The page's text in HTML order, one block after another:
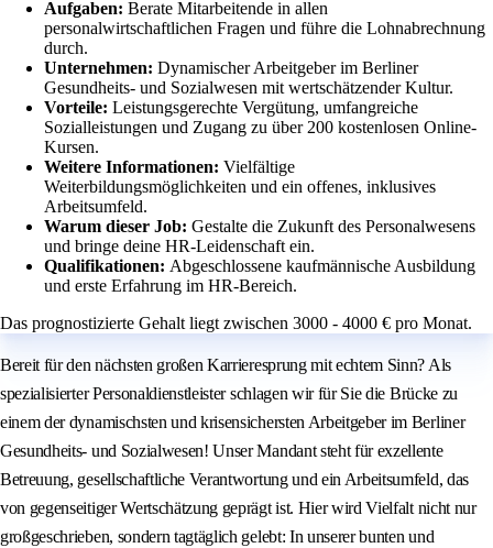
Aufgaben: Berate Mitarbeitende in allen
personalwirtschaftlichen Fragen und führe die Lohnabrechnung
durch.
Unternehmen: Dynamischer Arbeitgeber im Berliner
Gesundheits- und Sozialwesen mit wertschätzender Kultur.
Vorteile: Leistungsgerechte Vergütung, umfangreiche
Sozialleistungen und Zugang zu über 200 kostenlosen Online-
Kursen.
Weitere Informationen: Vielfältige
Weiterbildungsmöglichkeiten und ein offenes, inklusives
Arbeitsumfeld.
Warum dieser Job: Gestalte die Zukunft des Personalwesens
und bringe deine HR-Leidenschaft ein.
Qualifikationen: Abgeschlossene kaufmännische Ausbildung
und erste Erfahrung im HR-Bereich.
Das prognostizierte Gehalt liegt zwischen 3000 - 4000 € pro Monat.
Bereit für den nächsten großen Karrieresprung mit echtem Sinn? Als
spezialisierter Personaldienstleister schlagen wir für Sie die Brücke zu
einem der dynamischsten und krisensichersten Arbeitgeber im Berliner
Gesundheits- und Sozialwesen! Unser Mandant steht für exzellente
Betreuung, gesellschaftliche Verantwortung und ein Arbeitsumfeld, das
von gegenseitiger Wertschätzung geprägt ist. Hier wird Vielfalt nicht nur
großgeschrieben, sondern tagtäglich gelebt: In unserer bunten und